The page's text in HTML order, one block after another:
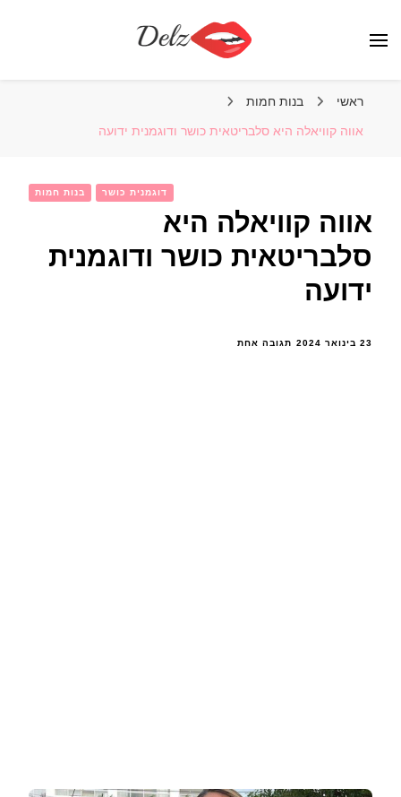
ראשי בנות חמות
אווה קוויאלה היא סלבריטאית כושר ודוגמנית ידועה
בנות חמות דוגמנית כושר
אווה קוויאלה היא
סלבריטאית כושר ודוגמנית
ידועה
23 בינואר 2024 תגובה אחתעל